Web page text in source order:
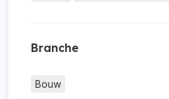
Branche
Bouw